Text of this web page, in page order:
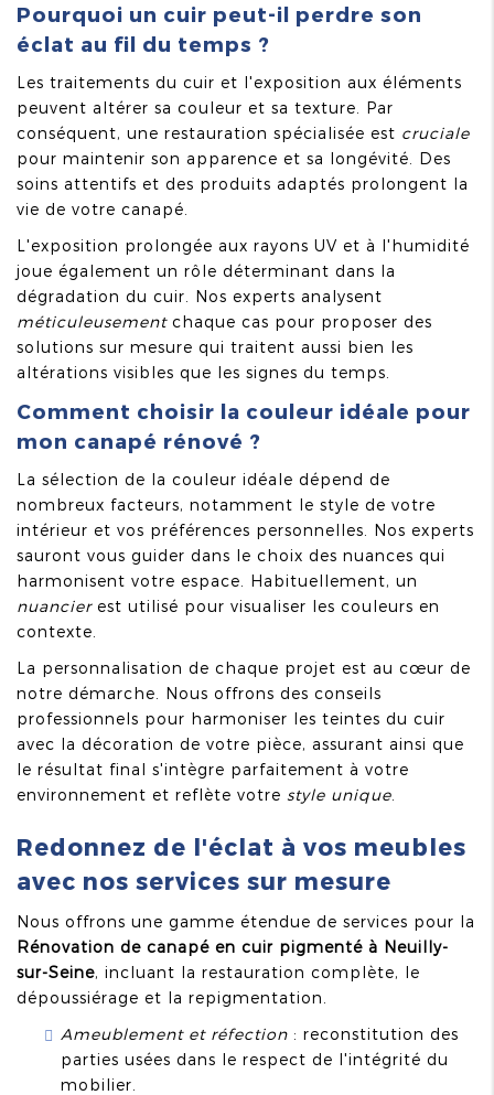
Pourquoi un cuir peut-il perdre son
éclat au fil du temps ?
Les traitements du cuir et l'exposition aux éléments
peuvent altérer sa couleur et sa texture. Par
conséquent, une restauration spécialisée est cruciale
pour maintenir son apparence et sa longévité. Des
soins attentifs et des produits adaptés prolongent la
vie de votre canapé.
L'exposition prolongée aux rayons UV et à l'humidité
joue également un rôle déterminant dans la
dégradation du cuir. Nos experts analysent
méticuleusementchaque cas pour proposer des
solutions sur mesure qui traitent aussi bien les
altérations visibles que les signes du temps.
Comment choisir la couleur idéale pour
mon canapé rénové ?
La sélection de la couleur idéale dépend de
nombreux facteurs, notamment le style de votre
intérieur et vos préférences personnelles. Nos experts
sauront vous guider dans le choix des nuances qui
harmonisent votre espace. Habituellement, un
nuancierest utilisé pour visualiser les couleurs en
contexte.
La personnalisation de chaque projet est au cœur de
notre démarche. Nous offrons des conseils
professionnels pour harmoniser les teintes du cuir
avec la décoration de votre pièce, assurant ainsi que
le résultat final s'intègre parfaitement à votre
environnement et reflète votre style unique
Redonnez de l'éclat à vos meubles
avec nos services sur mesure
Nous offrons une gamme étendue de services pour la
Rénovation de canapé en cuir pigmenté à Neuilly-
sur-Seine, incluant la restauration complète, le
dépoussiérage et la repigmentation.
Ameublement et réfection : reconstitution des
parties usées dans le respect de l'intégrité du
mobilier.